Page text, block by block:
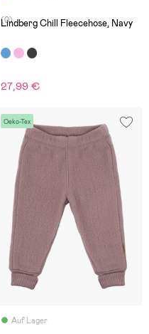
(0)
Lindberg Chill Fleecehose, Navy
27,99 €
Oeko-Tex
Auf Lager